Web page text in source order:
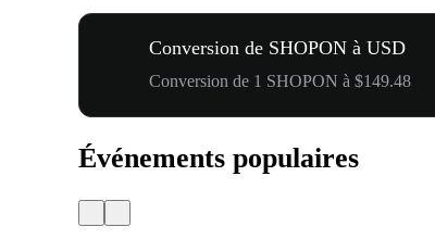
Conversion de SHOPON à USD
Conversion de 1 SHOPON à $149.48
Événements populaires